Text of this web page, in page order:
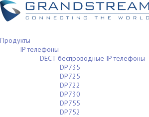
Продукты
IP телефоны
DECT беспроводные IP телефоны
DP735
DP725
DP722
DP730
DP755
DP752